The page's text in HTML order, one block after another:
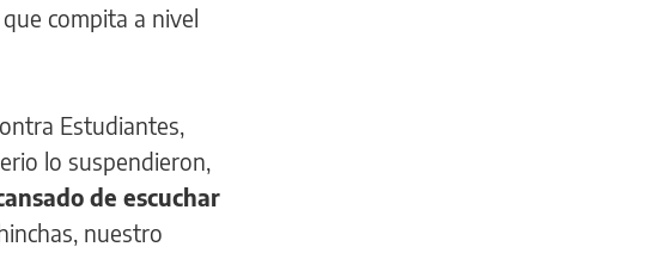
compita a nivel
Estudiantes,
lo suspendieron,
de escuchar
nuestro